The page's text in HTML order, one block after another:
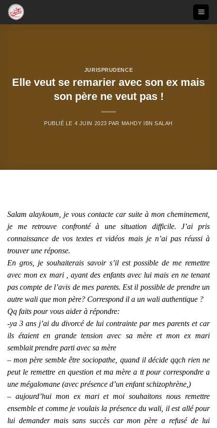
Passer
JURISPRUDENCE
Elle veut se remarier avec son ex mais
son père ne veut pas !
PUBLIÉ LE 4 JUIN 2023 PAR MAHDY IBN SALAH
Salam alaykoum, je vous contacte car suite à mon cheminement,
je me retrouve confronté à une situation difficile. J’ai pris
connaissance de vos textes et vidéos mais je n’ai pas réussi à
trouver une réponse.
En gros, je souhaiterais savoir s’il est possible de me remettre
avec mon ex mari , ayant des enfants avec lui mais en ne tenant
pas compte de l’avis de mes parents. Est il possible de prendre un
autre wali que mon père? Correspond il a un wali authentique ?
Qq faits pour vous aider à répondre:
-ya 3 ans j’ai du divorcé de lui contrainte par mes parents et car
ils étaient en grande tension avec sa mère et mon ex mari
semblait prendre parti avec sa mère
– mon père semble être sociopathe, quand il décide qqch rien ne
peut le remettre en question et ma mère a tt pour correspondre a
une mégalomane (avec présence d’un enfant schizophrène,)
– aujourd’hui mon ex mari et moi souhaitons nous remettre
ensemble et comme je voulais la présence du wali, il est allé pour
lui demander mais sans succès car mon père a refusé de lui